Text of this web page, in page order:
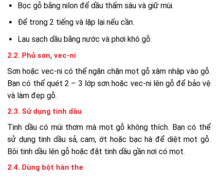
Bọc gỗ bằng nilon để dầu thấm sâu và giữ mùi.
Để trong 2 tiếng và lặp lại nếu cần.
Lau sạch dầu bằng nước và phơi khô gỗ.
2.2. Phủ sơn, vec-ni
Sơn hoặc vec-ni có thể ngăn chặn mọt gỗ xâm nhập vào gỗ.
Bạn có thể quét 2 – 3 lớp sơn hoặc vec-ni lên gỗ để bảo vệ
và làm đẹp gỗ.
2.3. Sử dụng tinh dầu
Tinh dầu có mùi thơm mà mọt gỗ không thích. Bạn có thể
sử dụng tinh dầu sả, cam, ớt hoặc bạc hà để diệt mọt gỗ.
Bôi tinh dầu lên gỗ hoặc đặt tinh dầu gần nơi có mọt.
2.4. Dùng bột hàn the